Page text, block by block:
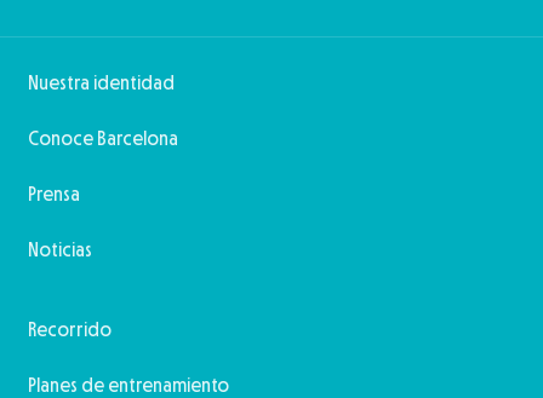
Nuestra identidad
Conoce Barcelona
Prensa
Noticias
Recorrido
Planes de entrenamiento